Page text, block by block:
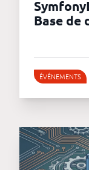
Base de
ÉVÉNEMENTS